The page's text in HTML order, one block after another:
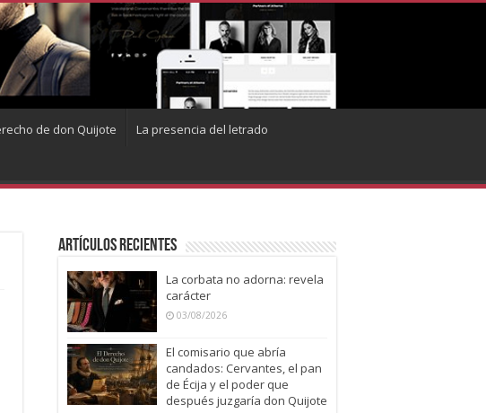
de don Quijote La presencia del letrado
Artículos recientes
La corbata no adorna: revela
carácter
03/08/2026
El comisario que abría
candados: Cervantes, el pan
de Écija y el poder que
después juzgaría don Quijote